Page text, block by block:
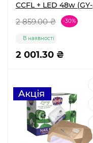
CCFL + LED 48w (GY-
LCL-015D) White
2 859.00 ₴ -30%
2 001.30 ₴
В наявності